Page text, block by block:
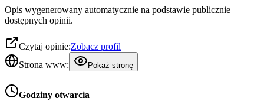
Opis wygenerowany automatycznie na podstawie publicznie
dostępnych opinii.
Czytaj opinie:Zobacz profil
Strona www:
Pokaż stronę
Godziny otwarcia